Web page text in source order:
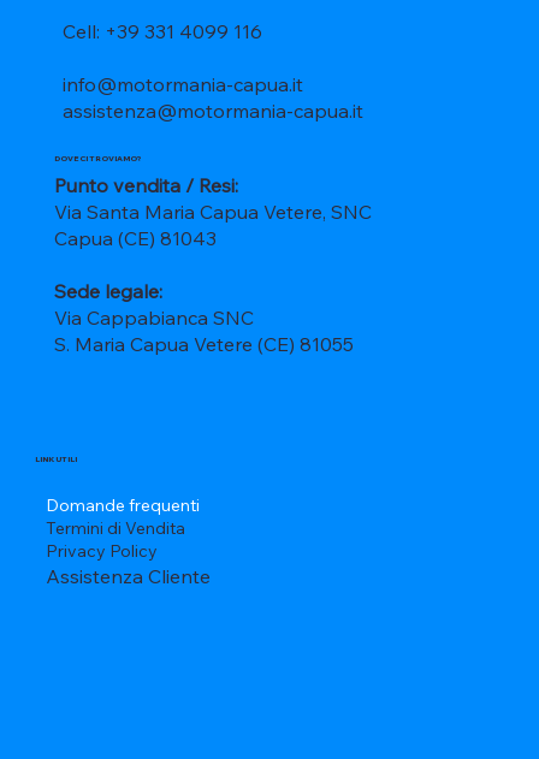
Cell: +39 331 4099 116
info@motormania-capua.it
assistenza@motormania-capua.it
DOVE CI TROVIAMO?
Punto vendita / Resi:
Via Santa Maria Capua Vetere, SNC
Capua (CE) 81043
Sede legale:
Via Cappabianca SNC
S. Maria Capua Vetere (CE) 81055
LINK UTILI
Domande frequenti
Termini di Vendita
Privacy Policy
Assistenza Cliente